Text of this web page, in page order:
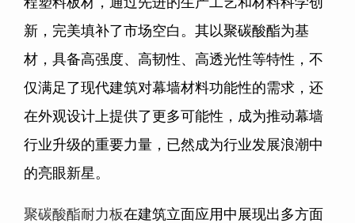
新，完美填补了市场空白。其以聚碳酸酯为基
材，具备高强度、高韧性、高透光性等特性，不
仅满足了现代建筑对幕墙材料功能性的需求，还
在外观设计上提供了更多可能性，成为推动幕墙
行业升级的重要力量，已然成为行业发展浪潮中
的亮眼新星。
聚碳酸酯耐力板在建筑立面应用中展现出多方面